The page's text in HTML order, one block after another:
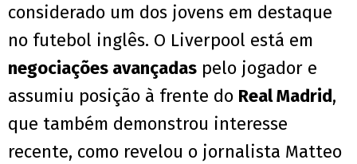
considerado um dos jovens em destaque
no futebol inglês. O Liverpool está em
negociações avançadas pelo jogador e
assumiu posição à frente do Real Madrid,
que também demonstrou interesse
recente, como revelou o jornalista Matteo